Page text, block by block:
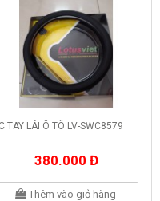
TAY LÁI Ô TÔ LV-SWC8579
380.000 Đ
Thêm vào giỏ hàng